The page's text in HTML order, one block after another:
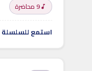
9 محاضرة
استمع